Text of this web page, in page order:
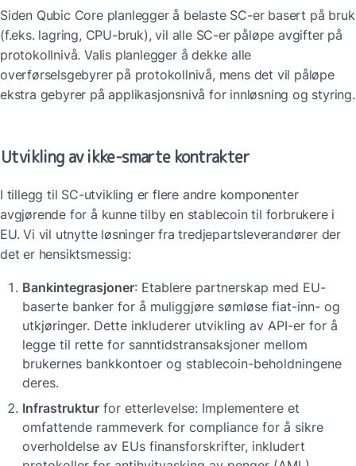
Siden Qubic Core planlegger å belaste SC-er basert på bruk
(f.eks. lagring, CPU-bruk), vil alle SC-er påløpe avgifter på
protokollnivå. Valis planlegger å dekke alle
overførselsgebyrer på protokollnivå, mens det vil påløpe
ekstra gebyrer på applikasjonsnivå for innløsning og styring.
Utvikling av ikke-smarte kontrakter
I tillegg til SC-utvikling er flere andre komponenter
avgjørende for å kunne tilby en stablecoin til forbrukere i
EU. Vi vil utnytte løsninger fra tredjepartsleverandører der
det er hensiktsmessig:
Bankintegrasjoner: Etablere partnerskap med EU-
baserte banker for å muliggjøre sømløse fiat-inn- og
utkjøringer. Dette inkluderer utvikling av API-er for å
legge til rette for sanntidstransaksjoner mellom
brukernes bankkontoer og stablecoin-beholdningene
deres.
Infrastruktur for etterlevelse: Implementere et
omfattende rammeverk for compliance for å sikre
overholdelse av EUs finansforskrifter, inkludert